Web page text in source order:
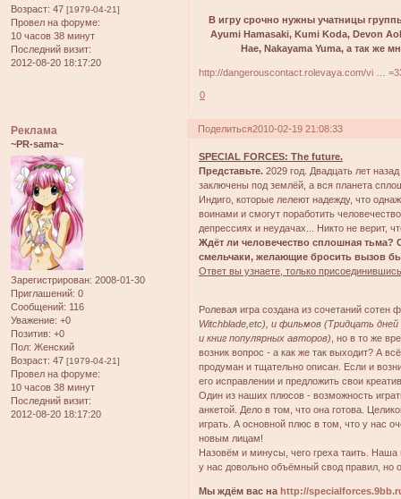
Возраст: 47 [1979-04-21]
Провел на форуме:
10 часов 38 минут
Последний визит:
2012-08-20 18:17:20
В игру срочно нужны учатницы
Ayumi Hamasaki, Kumi Koda, Devon
Hae, Nakayama Yuma, а так же
http://dangerouscontact.rolevaya.com/vi …
0
Поделиться2010-02-19 21:08:33
Реклама
~PR-sama~
Зарегистрирован: 2008-01-30
Приглашений: 0
Сообщений: 116
Уважение: +0
Позитив: +0
Пол: Женский
Возраст: 47 [1979-04-21]
Провел на форуме:
10 часов 38 минут
Последний визит:
2012-08-20 18:17:20
SPECIAL FORCES: The future.
Представьте.2029 год. Двадцать лет
заключены под землёй, а вся планета
Индиго, которые лелеют надежду, что
воинами и смогут поработить
депрессиях и неудачах... Никто не верит,
Ждёт ли человечество сплошная тьма?
смельчаки, желающие бросить вызов
Ответ вы узнаете, только
Ролевая игра создана из сочетаний сотен
Witchblade,etc), и фильмов (Тридцать
и книг популярных авторов) , но в то же
возник вопрос - а как же так выходит? А
продуман и тщательно описан. Если и
его исправлении и предложить свои
Один из наших плюсов - возможность
анкетой. Дело в том, что она готова.
играть. А основной плюс в том, что у нас
новым лицам!
Назовём и минусы, чего греха таить.
у нас довольно объёмный свод правил, но
Мы ждём вас наhttp://